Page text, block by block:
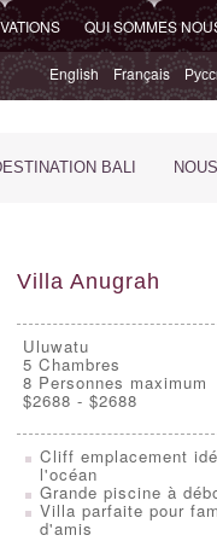
QUI SOMMES
English Français
BALI
Villa Anugrah
Uluwatu
5 Chambres
8 Personnes maximum
$2688 - $2688
Cliff emplacement
l'océan
Grande piscine à
Villa parfaite pour
d'amis